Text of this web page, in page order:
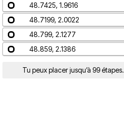
48.7425, 1.9616
48.7199, 2.0022
48.799, 2.1277
48.859, 2.1386
Tu peux placer jusqu’à 99 étapes.